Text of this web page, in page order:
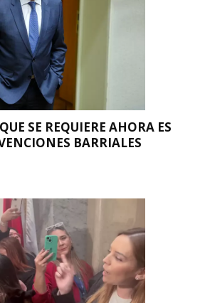
SE REQUIERE AHORA ES
BARRIALES